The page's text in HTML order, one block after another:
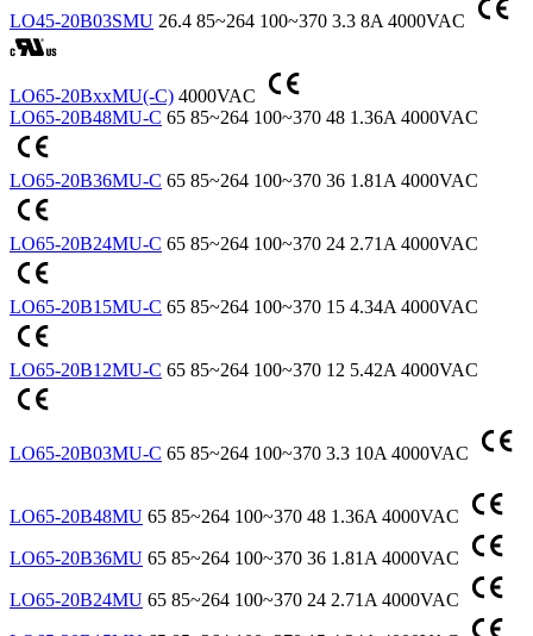
LO45-20B03SMU 26.4 85~264 100~370 3.3 8A 4000VAC
LO65-20BxxMU(-C) 4000VAC
LO65-20B48MU-C 65 85~264 100~370 48 1.36A 4000VAC
LO65-20B36MU-C 65 85~264 100~370 36 1.81A 4000VAC
LO65-20B24MU-C 65 85~264 100~370 24 2.71A 4000VAC
LO65-20B15MU-C 65 85~264 100~370 15 4.34A 4000VAC
LO65-20B12MU-C 65 85~264 100~370 12 5.42A 4000VAC
LO65-20B03MU-C 65 85~264 100~370 3.3 10A 4000VAC
LO65-20B48MU 65 85~264 100~370 48 1.36A 4000VAC
LO65-20B36MU 65 85~264 100~370 36 1.81A 4000VAC
LO65-20B24MU 65 85~264 100~370 24 2.71A 4000VAC